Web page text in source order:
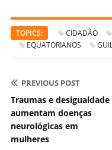
TOPICS: CIDADÃO
EQUATORIANOS
PREVIOUS POST
Traumas e desigualdade
aumentam doenças
neurológicas em
mulheres